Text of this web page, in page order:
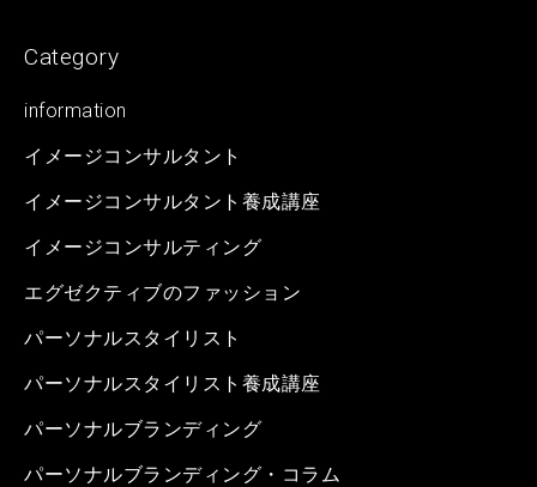
Category
information
イメージコンサルタント
イメージコンサルタント養成講座
イメージコンサルティング
エグゼクティブのファッション
パーソナルスタイリスト
パーソナルスタイリスト養成講座
パーソナルブランディング
パーソナルブランディング・コラム